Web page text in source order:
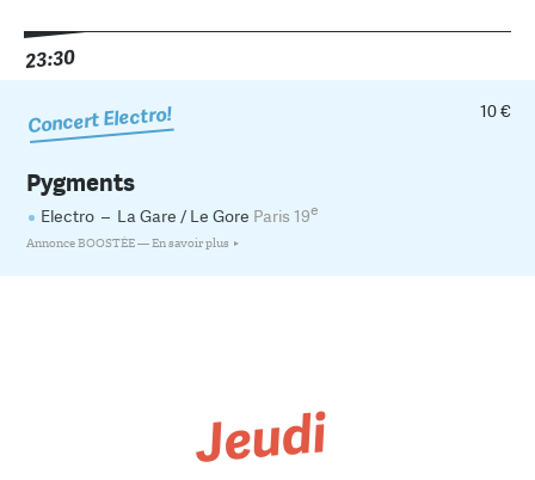
23:30
10 €
Concert Electro!
Pygments
Electro – La Gare / Le Gore Paris 19e
Annonce BOOSTÉE —En savoir plus
Jeudi